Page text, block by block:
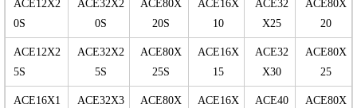
ACE12X2
0S
ACE32X2
0S
ACE80X
20S
ACE16X
10
ACE32
X25
ACE80X
20
ACE12X2
5S
ACE32X2
5S
ACE80X
25S
ACE16X
15
ACE32
X30
ACE80X
25
ACE16X1
ACE32X3
ACE80X
ACE16X
ACE40
ACE80X